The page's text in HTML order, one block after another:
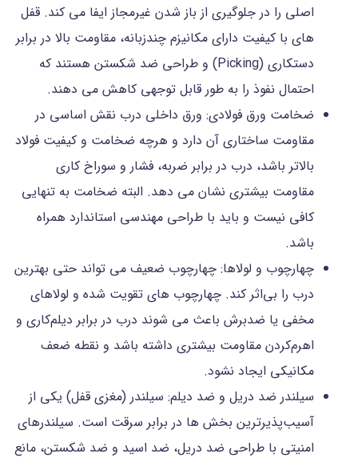
اصلی را در جلوگیری از باز شدن غیرمجاز ایفا می کند. قفل
های با کیفیت دارای مکانیزم چندزبانه، مقاومت بالا در برابر
دستکاری (Picking) و طراحی ضد شکستن هستند که
احتمال نفوذ را به طور قابل توجهی کاهش می دهند.
ضخامت ورق فولادی: ورق داخلی درب نقش اساسی در
مقاومت ساختاری آن دارد و هرچه ضخامت و کیفیت فولاد
بالاتر باشد، درب در برابر ضربه، فشار و سوراخ کاری
مقاومت بیشتری نشان می دهد. البته ضخامت به تنهایی
کافی نیست و باید با طراحی مهندسی استاندارد همراه
باشد.
چهارچوب و لولاها: چهارچوب ضعیف می تواند حتی بهترین
درب را بی‌اثر کند. چهارچوب های تقویت شده و لولاهای
مخفی یا ضدبرش باعث می شوند درب در برابر دیلم‌کاری و
اهرم‌کردن مقاومت بیشتری داشته باشد و نقطه ضعف
مکانیکی ایجاد نشود.
سیلندر ضد دریل و ضد دیلم: سیلندر (مغزی قفل) یکی از
آسیب‌پذیرترین بخش ها در برابر سرقت است. سیلندرهای
امنیتی با طراحی ضد دریل، ضد اسید و ضد شکستن، مانع